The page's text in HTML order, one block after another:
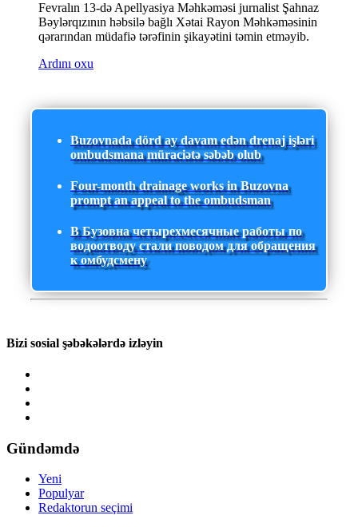
Fevralın 13-də Apellyasiya Məhkəməsi jurnalist Şahnaz
Bəylərqızının həbsilə bağlı Xətai Rayon Məhkəməsinin
qərarından müdafiə tərəfinin şikayətini təmin etməyib.
Ardını oxu
Buzovnada dörd ay davam edən drenaj işləri
ombudsmana müraciətə səbəb olub
Four-month drainage works in Buzovna
prompt an appeal to the ombudsman
В Бузовна четырехмесячные работы по
водоотводу стали поводом для обращения
к омбудсмену
Bizi sosial şəbəkələrdə izləyin
Gündəmdə
Yeni
Populyar
Redaktorun seçimi